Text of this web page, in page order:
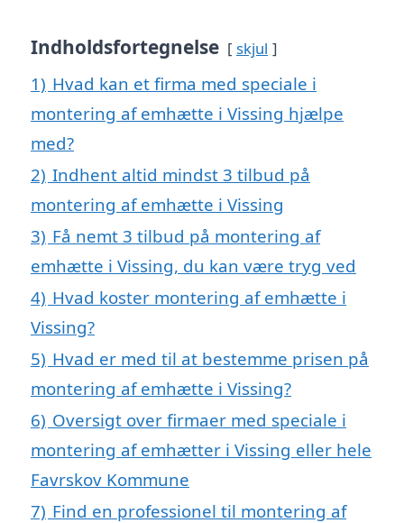
Indholdsfortegnelse skjul
1) Hvad kan et firma med speciale i
montering af emhætte i Vissing hjælpe
med?
2) Indhent altid mindst 3 tilbud på
montering af emhætte i Vissing
3) Få nemt 3 tilbud på montering af
emhætte i Vissing, du kan være tryg ved
4) Hvad koster montering af emhætte i
Vissing?
5) Hvad er med til at bestemme prisen på
montering af emhætte i Vissing?
6) Oversigt over firmaer med speciale i
montering af emhætter i Vissing eller hele
Favrskov Kommune
7) Find en professionel til montering af